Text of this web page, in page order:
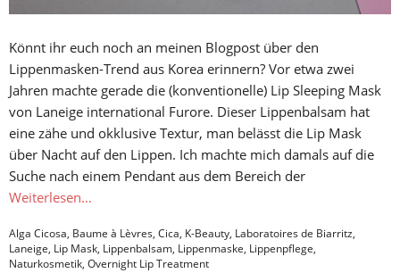
Könnt ihr euch noch an meinen Blogpost über den
Lippenmasken-Trend aus Korea erinnern? Vor etwa zwei
Jahren machte gerade die (konventionelle) Lip Sleeping Mask
von Laneige international Furore. Dieser Lippenbalsam hat
eine zähe und okklusive Textur, man belässt die Lip Mask
über Nacht auf den Lippen. Ich machte mich damals auf die
Suche nach einem Pendant aus dem Bereich der
Weiterlesen…
Alga Cicosa, Baume à Lèvres, Cica, K-Beauty, Laboratoires de Biarritz,
Laneige, Lip Mask, Lippenbalsam, Lippenmaske, Lippenpflege,
Naturkosmetik, Overnight Lip Treatment